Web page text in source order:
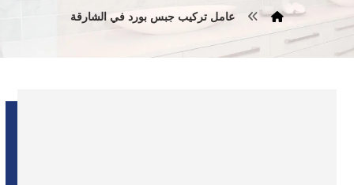
عامل تركيب جبس بورد في الشارقة